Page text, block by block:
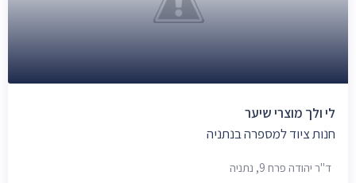
לי ולך מוצרי שיער
חנות ציוד למספרה בנתניה
ד"ר יהודה פרח 9, נתניה